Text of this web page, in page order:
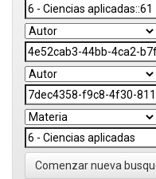
Comenzar nueva